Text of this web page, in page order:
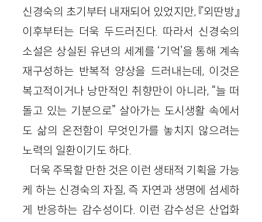
신경숙의 초기부터 내재되어 있었지만, 『외딴방』
이후부터는 더욱 두드러진다. 따라서 신경숙의
소설은 상실된 유년의 세계를 ‘기억’을 통해 계속
재구성하는 반복적 양상을 드러내는데, 이것은
복고적이거나 낭만적인 취향만이 아니라, “늘 떠
돌고 있는 기분으로” 살아가는 도시생활 속에서
도 삶의 온전함이 무엇인가를 놓치지 않으려는
노력의 일환이기도 하다.
더욱 주목할 만한 것은 이런 생태적 기획을 가능
케 하는 신경숙의 자질, 즉 자연과 생명에 섬세하
게 반응하는 감수성이다. 이런 감수성은 산업화